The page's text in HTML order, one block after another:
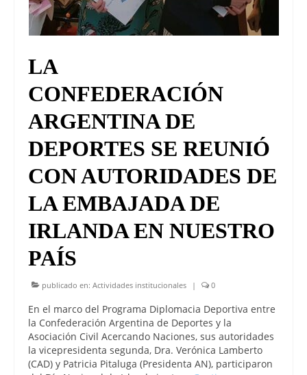
LA
CONFEDERACIÓN
ARGENTINA DE
DEPORTES SE REUNIÓ
CON AUTORIDADES DE
LA EMBAJADA DE
IRLANDA EN NUESTRO
PAÍS
publicado en: Actividades institucionales | 0
En el marco del Programa Diplomacia Deportiva entre
la Confederación Argentina de Deportes y la
Asociación Civil Acercando Naciones, sus autoridades
la vicepresidenta segunda, Dra. Verónica Lamberto
(CAD) y Patricia Pitaluga (Presidenta AN), participaron